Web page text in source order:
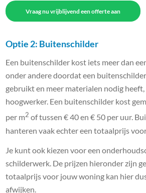
Vraag nu vrijblijvend een offerte aan
Optie 2: Buitenschilder
Een buitenschilder kost iets meer dan
onder andere doordat een
gebruikt en meer materialen nodig
hoogwerker. Een buitenschilder kost
per m2 of tussen € 40 en € 50 per uur.
hanteren vaak echter een totaalprijs
Je kunt ook kiezen voor een
schilderwerk. De prijzen hieronder zijn
totaalprijs voor jouw woning kan hier
afwijken.